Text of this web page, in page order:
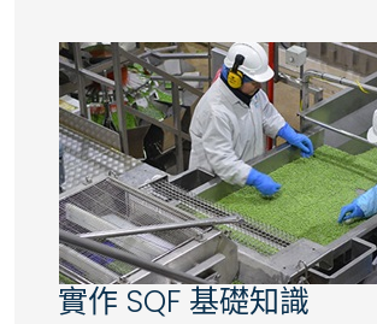
實作 SQF 基礎知識